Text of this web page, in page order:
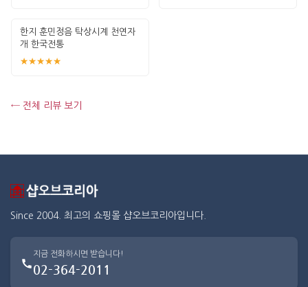
한지 훈민정음 탁상시계 천연자
개 한국전통
★★★★★
← 전체 리뷰 보기
Since 2004. 최고의 쇼핑몰 샵오브코리아입니다.
지금 전화하시면 받습니다!
02-364-2011